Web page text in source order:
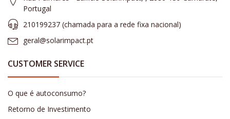
Portugal
210199237 (​chamada para a rede fixa nacional)
geral@solarimpact.pt
CUSTOMER SERVICE
O que é autoconsumo?
Retorno de Investimento